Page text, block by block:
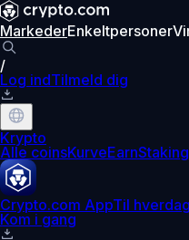
MarkederEnkeltpersoner
/
Log indTilmeld dig
Krypto
Alle coinsKurveEarnStaking
Crypto.com AppTil
Kom i gang